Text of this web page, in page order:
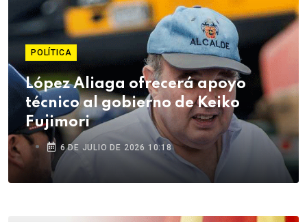
POLÍTICA
López Aliaga ofrecerá apoyo
técnico al gobierno de Keiko
Fujimori
6 DE JULIO DE 2026 10:18